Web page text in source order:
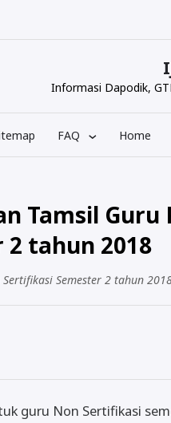
Informasi Dapodik,
FAQ Home
Tamsil Guru
tahun 2018
Sertifikasi Semester 2 tahun
guru Non Sertifikasi